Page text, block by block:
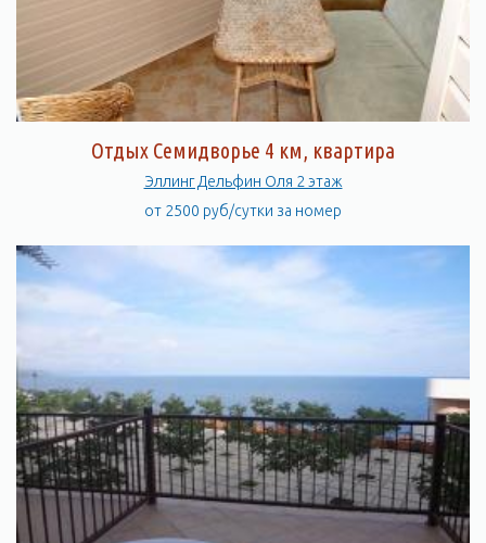
Эллинги Дельфин подключены к Интернету. Бесплатный
Wi-
Терраса для загорания - это большая ровная площадка над
морем площадью 600 кв. метров, которая примыкает
непосредственно к пляжу и набережной Эллингов Дельфин.
На ней удобно отдыхать на шезлонгах, надувных матрасах,
удобно устанавливать надувные бассейны и зонты. С террасы
по лестницам можно спуститься в море. Перед террасой
находится двухуровневый крытый солярий, каждый этаж
которого составляет 200 м.кв. Со второго этажа солярия
перед Вами откроется великолепный панорамный вид, здесь
Купаться будете в чистом море - канализация Эллингов
подключена к канализационной сети г. Алушты.
Отдых Семидворье 4 км, квартира
Эллинг Дельфин Оля 2 этаж
от 2500 руб/сутки за номер